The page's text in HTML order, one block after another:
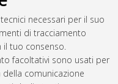
necessari per il suo
di tracciamento
tuo consenso.
facoltativi sono usati per
della comunicazione
di ricerca in
, 35 Ciclo. DOI
Sat Aug 8 20:46:19 2026